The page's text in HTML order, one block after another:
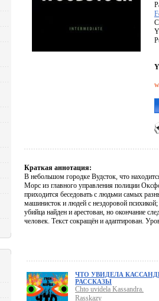
Краткая аннотация:
В небольшом городке Вудсток, что
Морс из главного управления полиции
приходится беседовать с людьми самых
машинисток и людей с нездоровой
убийца найден и арестован, но окончание
человек. Текст сокращён и адаптирован.
ЧТО УВИДЕЛА
РАССКАЗЫ
Chto uvidela Kassandra.
Rasskazy